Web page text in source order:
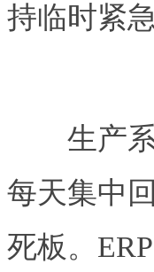
持临时紧
生产系
每天集中
死板。